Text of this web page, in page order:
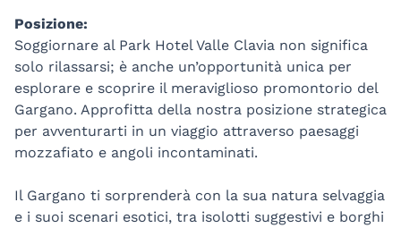
Posizione:
Soggiornare al Park Hotel Valle Clavia non significa
solo rilassarsi; è anche un’opportunità unica per
esplorare e scoprire il meraviglioso promontorio del
Gargano. Approfitta della nostra posizione strategica
per avventurarti in un viaggio attraverso paesaggi
mozzafiato e angoli incontaminati.
Il Gargano ti sorprenderà con la sua natura selvaggia
e i suoi scenari esotici, tra isolotti suggestivi e borghi